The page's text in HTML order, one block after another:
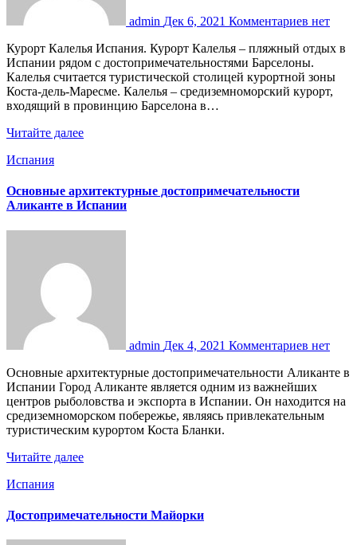
admin Дек 6, 2021 Комментариев нет
Курорт Калелья Испания. Курорт Калелья – пляжный отдых в
Испании рядом с достопримечательностями Барселоны.
Калелья считается туристической столицей курортной зоны
Коста-дель-Маресме. Калелья – средиземноморский курорт,
входящий в провинцию Барселона в…
Читайте далее
Испания
Основные архитектурные достопримечательности
Аликанте в Испании
admin Дек 4, 2021 Комментариев нет
Основные архитектурные достопримечательности Аликанте в
Испании Город Аликанте является одним из важнейших
центров рыболовства и экспорта в Испании. Он находится на
средиземноморском побережье, являясь привлекательным
туристическим курортом Коста Бланки.
Читайте далее
Испания
Достопримечательности Майорки